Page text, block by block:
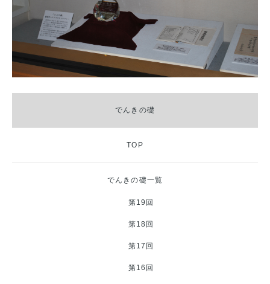
でんきの礎
TOP
でんきの礎一覧
第19回
第18回
第17回
第16回